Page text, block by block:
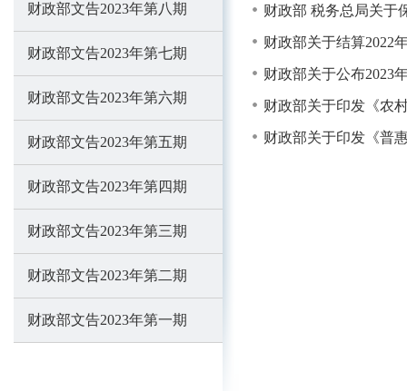
财政部文告2023年第八期
财政部文告2023年第七期
财政部文告2023年第六期
财政部文告2023年第五期
财政部文告2023年第四期
财政部文告2023年第三期
财政部文告2023年第二期
财政部文告2023年第一期
财政部 税务总局关于
财政部关于结算2022
财政部关于公布2023
财政部关于印发《农
财政部关于印发《普